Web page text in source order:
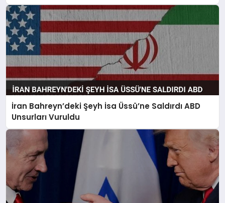
İran Bahreyn’deki Şeyh İsa Üssü’ne Saldırdı ABD
Unsurları Vuruldu